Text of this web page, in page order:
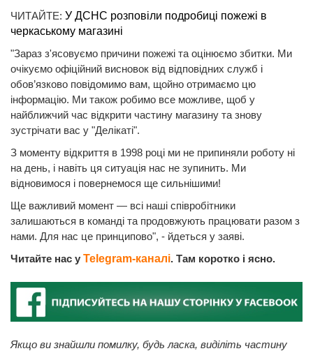
ЧИТАЙТЕ: У ДСНС розповіли подробиці пожежі в
черкаському магазині
"Зараз з'ясовуємо причини пожежі та оцінюємо збитки. Ми
очікуємо офіційний висновок від відповідних служб і
обов’язково повідомимо вам, щойно отримаємо цю
інформацію. Ми також робимо все можливе, щоб у
найближчий час відкрити частину магазину та знову
зустрічати вас у "Делікаті".
З моменту відкриття в 1998 році ми не припиняли роботу ні
на день, і навіть ця ситуація нас не зупинить. Ми
відновимося і повернемося ще сильнішими!
Ще важливий момент — всі наші співробітники
залишаються в команді та продовжують працювати разом з
нами. Для нас це принципово", - йдеться у заяві.
Читайте нас у Telegram-каналі. Там коротко і ясно.
Якщо ви знайшли помилку, будь ласка, виділіть частину